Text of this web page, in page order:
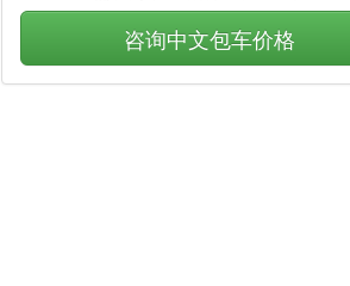
咨询中文包车价格